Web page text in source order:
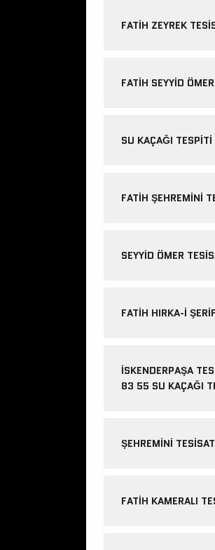
FATIH ZEYREK
FATIH SEYYID
SU KAÇAĞI TESPITI
FATIH ŞEHREMINI
SEYYID ÖMER
FATIH HIRKA-I
İSKENDERPAŞA
83 55 SU KAÇAĞI
ŞEHREMINI
FATIH KAMERALI